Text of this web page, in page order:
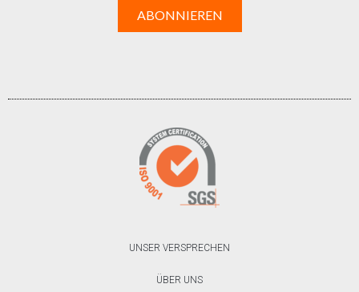
UNSER VERSPRECHEN
ÜBER UNS